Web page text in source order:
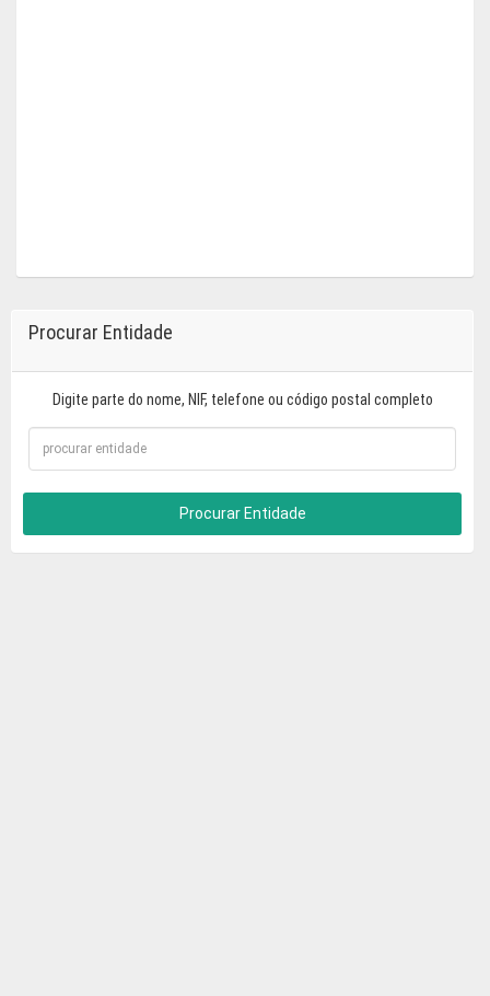
Procurar Entidade
Digite parte do nome, NIF, telefone ou código postal completo
Procurar Entidade